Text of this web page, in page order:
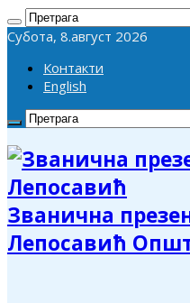
Субота, 8.август 2026
Контакти
English
Званична
Лепосавић